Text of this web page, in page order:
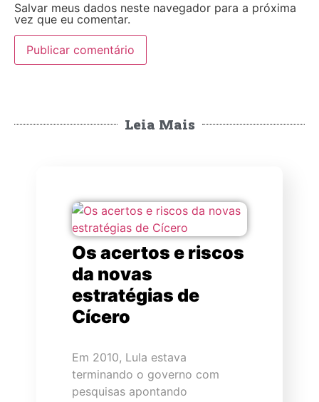
Salvar meus dados neste navegador para a próxima
vez que eu comentar.
Leia Mais
Os acertos e riscos
da novas
estratégias de
Cícero
Em 2010, Lula estava
terminando o governo com
pesquisas apontando